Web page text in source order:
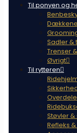
Til ponyen og
Sadler &
Trenser
Øvrigt
Til rytteren
Overdele
Støvler &
Refleks